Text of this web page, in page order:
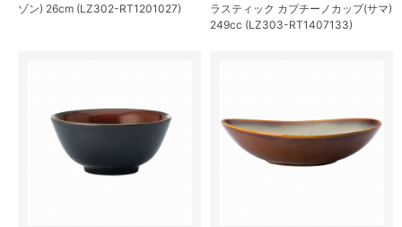
ゾン) 26cm (LZ302-RT1201027)
ラスティック カプチーノカップ(サマ)
249cc (LZ303-RT1407133)